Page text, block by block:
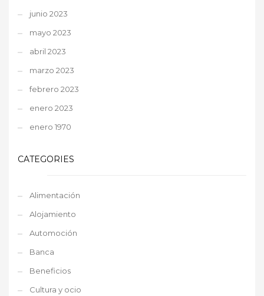
junio 2023
mayo 2023
abril 2023
marzo 2023
febrero 2023
enero 2023
enero 1970
CATEGORIES
Alimentación
Alojamiento
Automoción
Banca
Beneficios
Cultura y ocio